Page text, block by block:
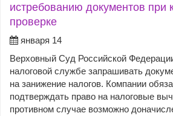
истребованию документов при
проверке
января 14
Верховный Суд Российской
налоговой службе запрашивать
на занижение налогов. Компании
подтверждать право на налоговые
противном случае возможно